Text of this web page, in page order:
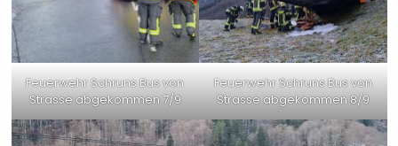
Feuerwehr Schruns Bus von
Strasse abgekommen 7/9
Feuerwehr Schruns Bus von
Strasse abgekommen 8/9